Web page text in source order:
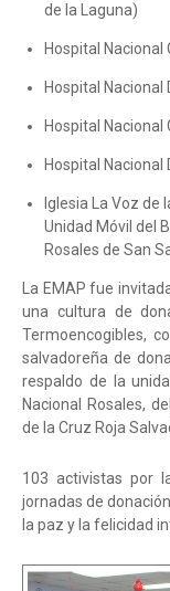
de la Laguna)
Hospital Nacional
Hospital Nacional
Hospital Nacional
Hospital
Iglesia La Voz de
Unidad Móvil del
Rosales de San
La EMAP fue
una cultura de
Termoencogibles,
salvadoreña de
respaldo de la
Nacional Rosales,
de la Cruz Roja
103 activistas por
jornadas de
la paz y la felicidad
Anterior